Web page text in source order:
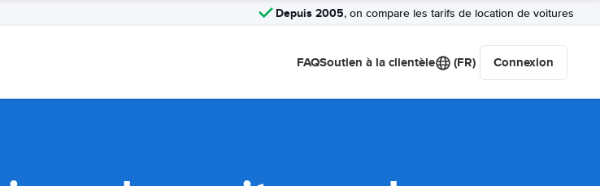
Depuis 2005, on compare les tarifs de location de voitures
FAQSoutien à la clientèle (FR) Connexion